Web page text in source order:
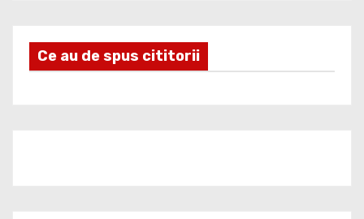
Ce au de spus cititorii